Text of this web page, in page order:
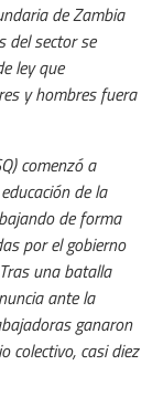
de Zambia
del sector se
ley que
y hombres fuera
comenzó a
de la
de forma
por el gobierno
Tras una batalla
ante la
ganaron
colectivo, casi diez